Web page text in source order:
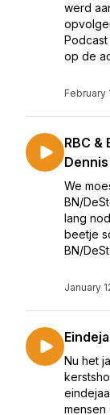
werd
op de
February
RBC
Dennis
We
BN/
lang
beetje
BN/
January
Nu het